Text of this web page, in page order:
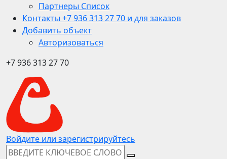
Партнеры Список
Контакты +7 936 313 27 70 и для заказов
Добавить объект
Авторизоваться
+7 936 313 27 70
Войдите или зарегистрируйтесь